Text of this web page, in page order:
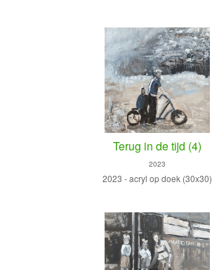
Terug in de tijd (4)
2023
2023 - acryl op doek (30x30)